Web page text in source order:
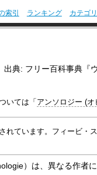
索引 ランキング カテゴ
出典: フリー百科事典『
いては「 アンソロジー (
れています。フィービ・
）は、異なる作者